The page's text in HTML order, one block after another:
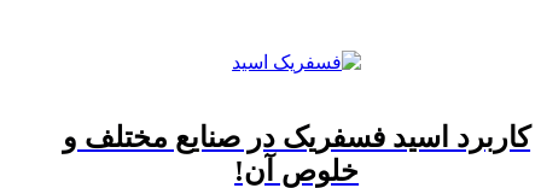
کاربرد اسید فسفریک در صنایع مختلف و
خلوص آن!